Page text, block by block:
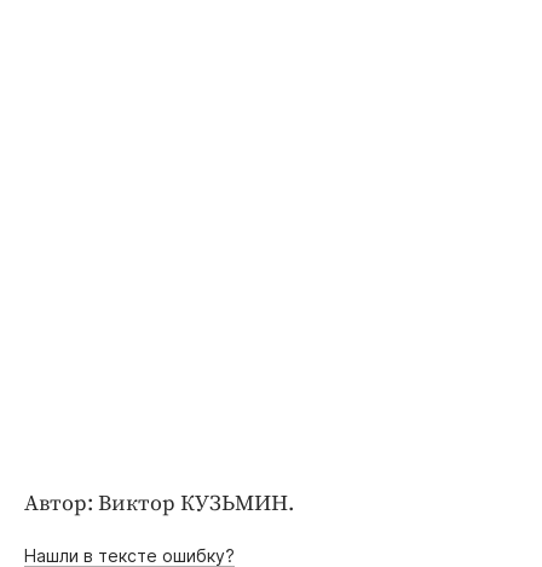
Автор: Виктор КУЗЬМИН.
Нашли в тексте ошибку?